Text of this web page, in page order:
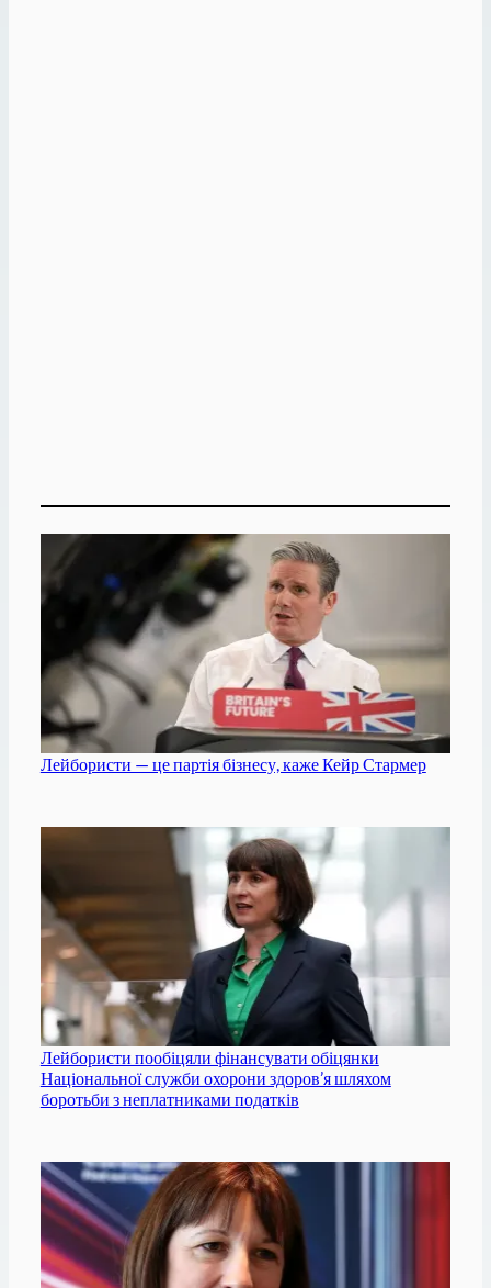
Лейбористи — це партія бізнесу, каже Кейр Стармер
Лейбористи пообіцяли фінансувати обіцянки
Національної служби охорони здоров’я шляхом
боротьби з неплатниками податків